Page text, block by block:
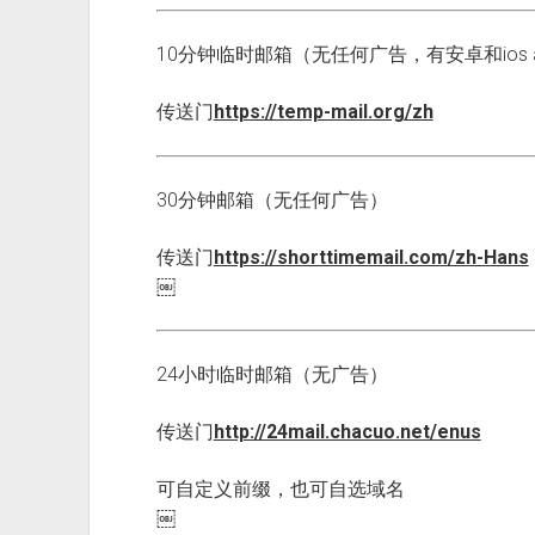
10分钟临时邮箱（无任何广告，有安卓和ios
传送门https://temp-mail.org/zh
30分钟邮箱（无任何广告）
传送门https://shorttimemail.com/zh-Hans
￼
24小时临时邮箱（无广告）
传送门http://24mail.chacuo.net/enus
可自定义前缀，也可自选域名
￼